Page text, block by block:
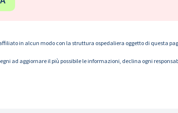
in alcun modo con la struttura ospedaliera oggetto di questa
ad aggiornare il più possibile le informazioni, declina ogni